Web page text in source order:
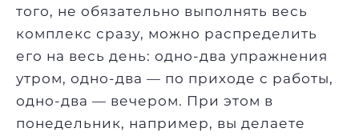
того, не обязательно выполнять весь
комплекс сразу, можно распределить
его на весь день: одно-два упражнения
утром, одно-два — по приходе с работы,
одно-два — вечером. При этом в
понедельник, например, вы делаете